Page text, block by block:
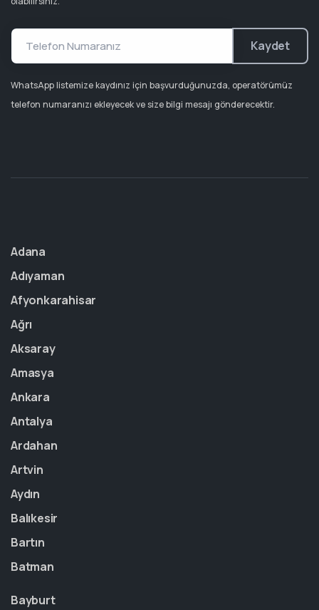
Kaydet
WhatsApp listemize kaydınız için başvurduğunuzda, operatörümüz
telefon numaranızı ekleyecek ve size bilgi mesajı gönderecektir.
Adana
Adıyaman
Afyonkarahisar
Ağrı
Aksaray
Amasya
Ankara
Antalya
Ardahan
Artvin
Aydın
Balıkesir
Bartın
Batman
Bayburt